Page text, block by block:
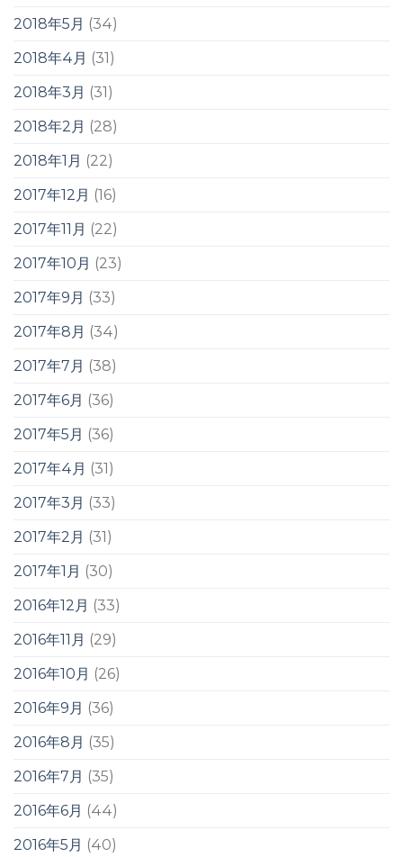
2018年5月 (34)
2018年4月 (31)
2018年3月 (31)
2018年2月 (28)
2018年1月 (22)
2017年12月 (16)
2017年11月 (22)
2017年10月 (23)
2017年9月 (33)
2017年8月 (34)
2017年7月 (38)
2017年6月 (36)
2017年5月 (36)
2017年4月 (31)
2017年3月 (33)
2017年2月 (31)
2017年1月 (30)
2016年12月 (33)
2016年11月 (29)
2016年10月 (26)
2016年9月 (36)
2016年8月 (35)
2016年7月 (35)
2016年6月 (44)
2016年5月 (40)